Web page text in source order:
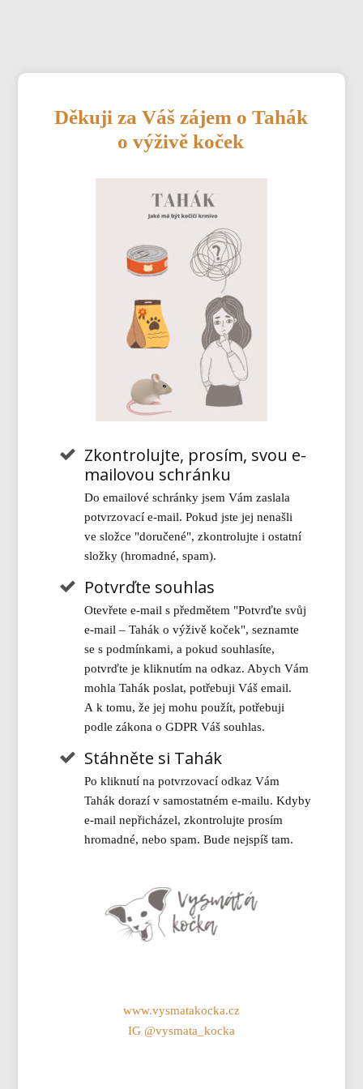
Děkuji za Váš zájem o Tahák
o výživě koček
Zkontrolujte, prosím, svou e-
mailovou schránku
Do emailové schránky jsem Vám zaslala
potvrzovací e-mail. Pokud jste jej nenašli
ve složce "doručené", zkontrolujte i ostatní
složky (hromadné, spam).
Potvrďte souhlas
Otevřete e-mail s předmětem "Potvrďte svůj
e-mail – Tahák o výživě koček", seznamte
se s podmínkami, a pokud souhlasíte,
potvrďte je kliknutím na odkaz. Abych Vám
mohla Tahák poslat, potřebuji Váš email.
A k tomu, že jej mohu použít, potřebuji
podle zákona o GDPR Váš souhlas.
Stáhněte si Tahák
Po kliknutí na potvrzovací odkaz Vám
Tahák dorazí v samostatném e-mailu. Kdyby
e-mail nepřicházel, zkontrolujte prosím
hromadné, nebo spam. Bude nejspíš tam.
www.vysmatakocka.cz
IG @vysmata_kocka